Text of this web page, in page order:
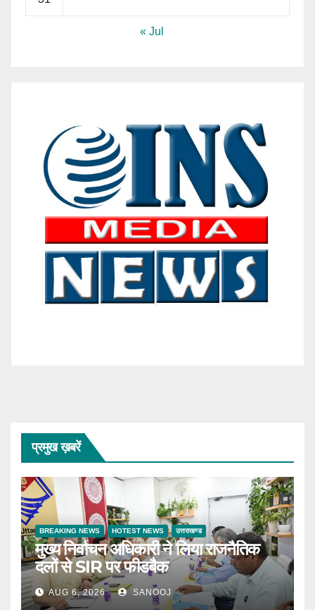
« Jul
प्रमुख ख़बरें
BREAKING NEWS HOTEST NEWS उत्तराखण्ड
मुख्य निर्वाचन अधिकारी ने लिया राजनैतिक
दलों से SIR पर फीडबैक
AUG 6, 2026 SANOOJ